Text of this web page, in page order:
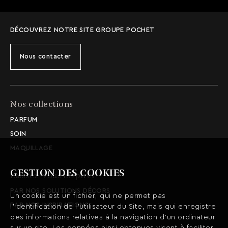
GESTION DES COOKIES
Un cookie est un fichier, qui ne permet pas
l’identification de l’utilisateur du Site, mais qui enregistre
des informations relatives à la navigation d’un ordinateur
DÉCOUVREZ NOTRE SITE GROUPE POCHET
Nous contacter
Nos collections
PARFUM
SOIN
MAQUILLAGE
Laissez-vous inspirer
PAR NOS SOLUTIONS DÉCORS
PAR NOS INSPIRATIONS